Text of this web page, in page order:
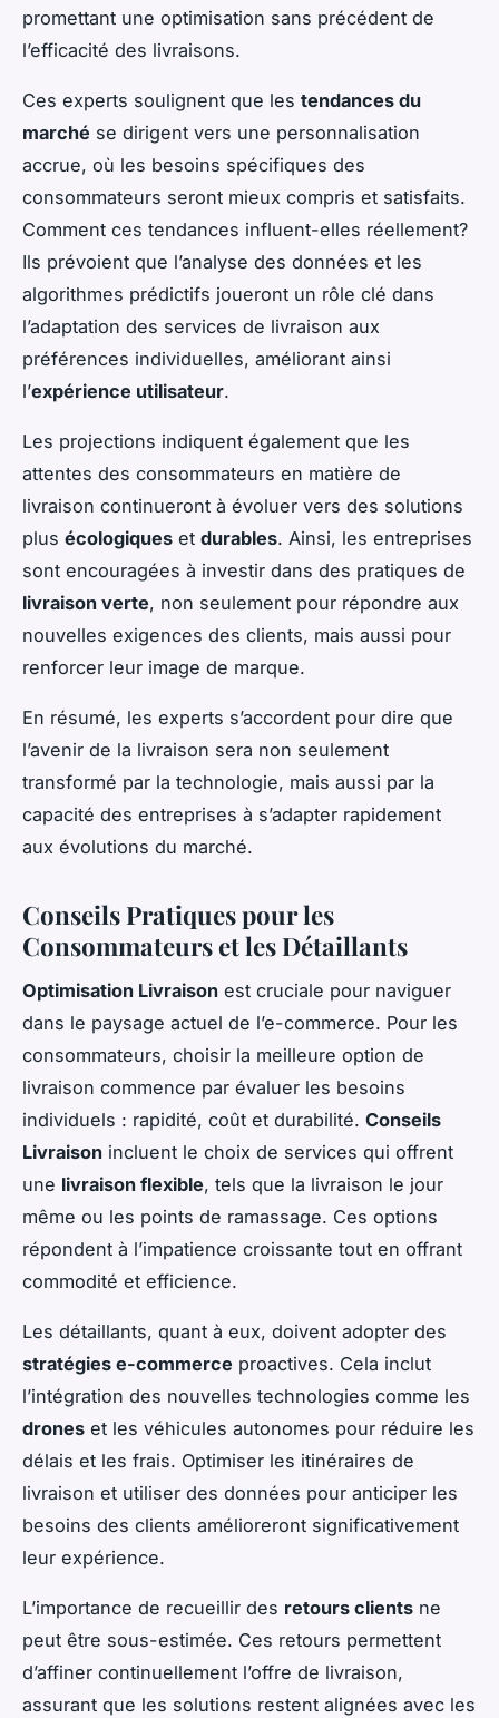
promettant une optimisation sans précédent de
l’efficacité des livraisons.
Ces experts soulignent que les tendances du
marché se dirigent vers une personnalisation
accrue, où les besoins spécifiques des
consommateurs seront mieux compris et satisfaits.
Comment ces tendances influent-elles réellement?
Ils prévoient que l’analyse des données et les
algorithmes prédictifs joueront un rôle clé dans
l’adaptation des services de livraison aux
préférences individuelles, améliorant ainsi
l’expérience utilisateur.
Les projections indiquent également que les
attentes des consommateurs en matière de
livraison continueront à évoluer vers des solutions
plus écologiques et durables. Ainsi, les entreprises
sont encouragées à investir dans des pratiques de
livraison verte, non seulement pour répondre aux
nouvelles exigences des clients, mais aussi pour
renforcer leur image de marque.
En résumé, les experts s’accordent pour dire que
l’avenir de la livraison sera non seulement
transformé par la technologie, mais aussi par la
capacité des entreprises à s’adapter rapidement
aux évolutions du marché.
Conseils Pratiques pour les
Consommateurs et les Détaillants
Optimisation Livraison est cruciale pour naviguer
dans le paysage actuel de l’e-commerce. Pour les
consommateurs, choisir la meilleure option de
livraison commence par évaluer les besoins
individuels : rapidité, coût et durabilité. Conseils
Livraison incluent le choix de services qui offrent
une livraison flexible, tels que la livraison le jour
même ou les points de ramassage. Ces options
répondent à l’impatience croissante tout en offrant
commodité et efficience.
Les détaillants, quant à eux, doivent adopter des
stratégies e-commerce proactives. Cela inclut
l’intégration des nouvelles technologies comme les
drones et les véhicules autonomes pour réduire les
délais et les frais. Optimiser les itinéraires de
livraison et utiliser des données pour anticiper les
besoins des clients amélioreront significativement
leur expérience.
L’importance de recueillir des retours clients ne
peut être sous-estimée. Ces retours permettent
d’affiner continuellement l’offre de livraison,
assurant que les solutions restent alignées avec les